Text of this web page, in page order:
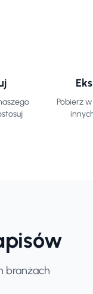
Pobierz
branżach